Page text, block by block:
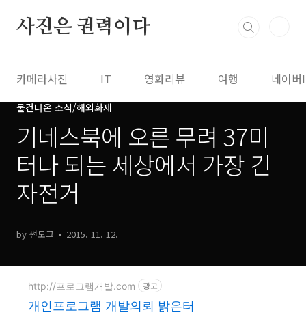
사진은 권력이다
카메라사진 IT 영화리뷰 여행 네이
물건너온 소식/해외화제
기네스북에 오른 무려 37미
터나 되는 세상에서 가장 긴
자전거
by 썬도그 2015. 11. 12.
http://프로그램개발.com 광고
개인프로그램 개발의뢰 밝은터